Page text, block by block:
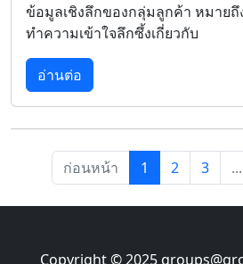
ข้อมูลเชิงลึกของกลุ่มลูกค้า หมาย
ทำความเข้าใจลึกซึ้งเกี่ยวกับ
อ่านต่อ
ก่อนหน้า 1 2 3 ...
Copyright © 2025